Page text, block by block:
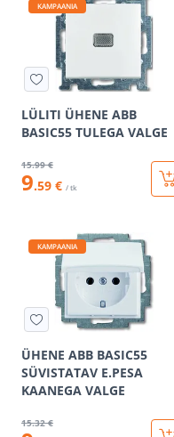
KAMPAANIA
LÜLITI ÜHENE ABB
BASIC55 TULEGA VALGE
15.99 €
9.59 € / tk
KAMPAANIA
ÜHENE ABB BASIC55
SÜVISTATAV E.PESA
KAANEGA VALGE
15.32 €